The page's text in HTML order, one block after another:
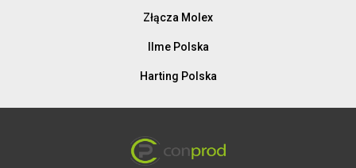
Złącza Molex
Ilme Polska
Harting Polska